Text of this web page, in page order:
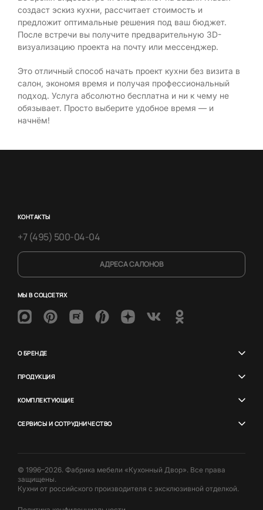
создаст эскиз кухни, рассчитает стоимость и
предложит оптимальные решения под ваш бюджет.
После встречи вы получите предварительную 3D-
визуализацию проекта на почту или мессенджер.
Это отличный способ начать проект кухни без визита в
салон, экономя время и получая профессиональный
подход. Услуга абсолютно бесплатна и ни к чему не
обязывает. Просто выберите удобное время — и
начнём!
КОНТАКТЫ
+7 (495) 500-04-04
АДРЕСА САЛОНОВ
МЫ В СОЦСЕТЯХ
О БРЕНДЕ
ПРОДУКЦИЯ
КОМПЛЕКТУЮЩИЕ
СЕРВИСЫ И СОТРУДНИЧЕСТВО
© 1996–2026. Фабрика мебели «Кухонный Двор». Все права
защищены.
Кухни от российского производителя с эксклюзивной отделкой.